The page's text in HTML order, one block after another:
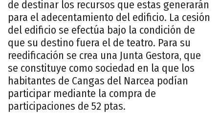
de destinar los recursos que estas generarán
para el adecentamiento del edificio. La cesión
del edificio se efectúa bajo la condición de
que su destino fuera el de teatro. Para su
reedificación se crea una Junta Gestora, que
se constituye como sociedad en la que los
habitantes de Cangas del Narcea podían
participar mediante la compra de
participaciones de 52 ptas.